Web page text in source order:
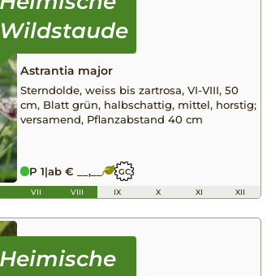
Astrantia major
Sterndolde, weiss bis zartrosa, VI-VIII, 50
cm, Blatt grün, halbschattig, mittel, horstig;
versamend, Pflanzabstand 40 cm
P 1|ab € __,__ GC
VII VIII IX X XI XII